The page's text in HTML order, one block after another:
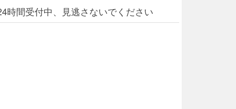
時間受付中、見逃さないでください